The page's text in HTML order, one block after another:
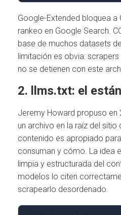
Google-Extended bloquea a
rankeo en Google Search.
base de muchos datasets
limitación es obvia:
no se detienen con este
2. llms.txt: el
Jeremy Howard propuso en
un archivo en la raíz del sitio
contenido es apropiado
consuman y cómo. La idea
limpia y estructurada del
modelos lo citen
scrapearlo desordenado.